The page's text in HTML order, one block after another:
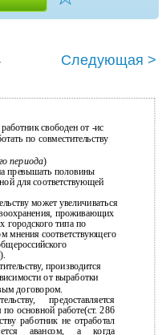
Следующая >
свободен от -ис
по совместительству
периода)
превышать половины
для соответствующей
может увеличиваться
проживающих
городского типа по
мнения соответствующего
производится
от выработки
договором.
предоставляется
основной работе(ст. 286
работник не отработал
авансом, а когда